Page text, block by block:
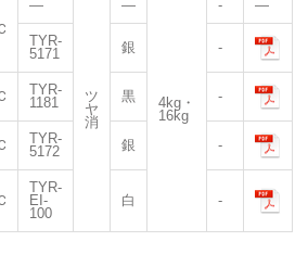
―
ツ
ヤ
消
―
4kg・
16kg
- ―
TYR-
5171
銀 -
TYR-
1181
黒 -
TYR-
5172
銀 -
TYR-
EI-
100
白 -